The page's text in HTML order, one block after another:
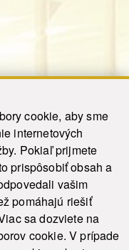
cookie, aby sme
internetových
Pokiaľ prijmete
prispôsobiť obsah a
vašim
pomáhajú riešiť
sa dozviete na
cookie. V prípade